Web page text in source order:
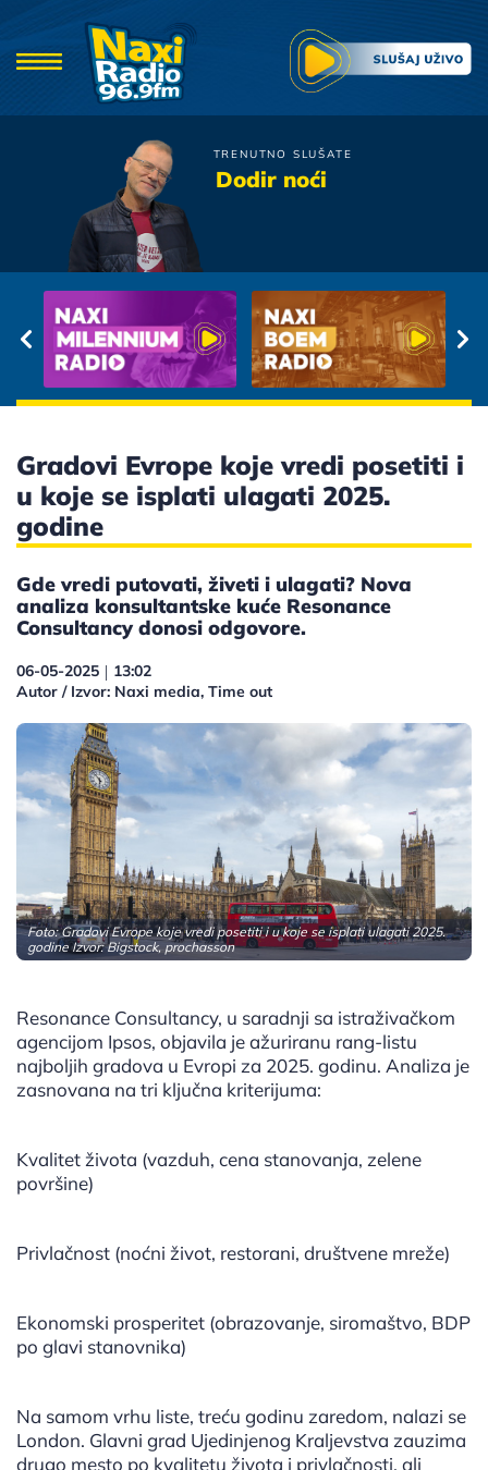
TRENUTNO SLUŠATE
Dodir noći
Gradovi Evrope koje vredi posetiti i
u koje se isplati ulagati 2025.
godine
Gde vredi putovati, živeti i ulagati? Nova
analiza konsultantske kuće Resonance
Consultancy donosi odgovore.
06-05-2025 | 13:02
Autor / Izvor: Naxi media, Time out
Foto: Gradovi Evrope koje vredi posetiti i u koje se isplati ulagati 2025.
godine Izvor: Bigstock, prochasson
Resonance Consultancy, u saradnji sa istraživačkom
agencijom Ipsos, objavila je ažuriranu rang-listu
najboljih gradova u Evropi za 2025. godinu. Analiza je
zasnovana na tri ključna kriterijuma:
Kvalitet života (vazduh, cena stanovanja, zelene
površine)
Privlačnost (noćni život, restorani, društvene mreže)
Ekonomski prosperitet (obrazovanje, siromaštvo, BDP
po glavi stanovnika)
Na samom vrhu liste, treću godinu zaredom, nalazi se
London. Glavni grad Ujedinjenog Kraljevstva zauzima
drugo mesto po kvalitetu života i privlačnosti, ali